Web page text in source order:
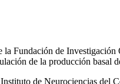
Fundación de
de la producción
de Neurociencias